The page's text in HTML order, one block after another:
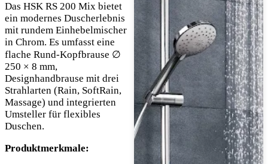
Das HSK RS 200 Mix bietet
ein modernes Duscherlebnis
mit rundem Einhebelmischer
in Chrom. Es umfasst eine
flache Rund-Kopfbrause ∅
250 × 8 mm,
Designhandbrause mit drei
Strahlarten (Rain, SoftRain,
Massage) und integrierten
Umsteller für flexibles
Duschen.
Produktmerkmale: